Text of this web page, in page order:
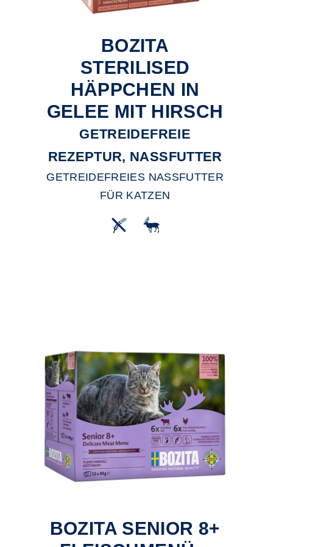
BOZITA
STERILISED
HÄPPCHEN IN
GELEE MIT HIRSCH
GETREIDEFREIE
REZEPTUR, NASSFUTTER
GETREIDEFREIES NASSFUTTER
FÜR KATZEN
BOZITA SENIOR 8+